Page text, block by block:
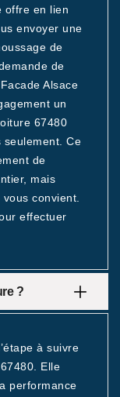
offre en lien
envoyer une
de
de
Alsace
un
67480
seulement. Ce
de
mais
convient.
effectuer
?
à suivre
Elle
performance